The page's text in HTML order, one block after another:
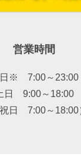
営業時間
※ 7:00～23:00
日 9:00～18:00
日 7:00～18:00